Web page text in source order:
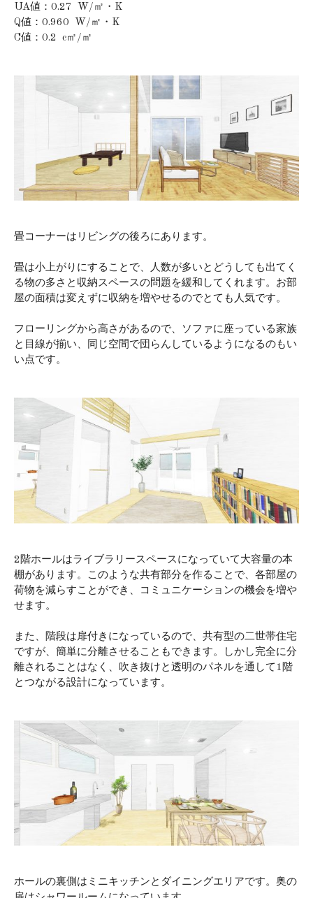
UA値：0.27 W/㎡・K
Q値：0.960 W/㎡・K
C値：0.2 c㎡/㎡
畳コーナーはリビングの後ろにあります。
畳は小上がりにすることで、人数が多いとどうしても出てく
る物の多さと収納スペースの問題を緩和してくれます。お部
屋の面積は変えずに収納を増やせるのでとても人気です。
フローリングから高さがあるので、ソファに座っている家族
と目線が揃い、同じ空間で団らんしているようになるのもい
い点です。
2階ホールはライブラリースペースになっていて大容量の本
棚があります。このような共有部分を作ることで、各部屋の
荷物を減らすことができ、コミュニケーションの機会を増や
せます。
また、階段は扉付きになっているので、共有型の二世帯住宅
ですが、簡単に分離させることもできます。しかし完全に分
離されることはなく、吹き抜けと透明のパネルを通して1階
とつながる設計になっています。
ホールの裏側はミニキッチンとダイニングエリアです。奥の